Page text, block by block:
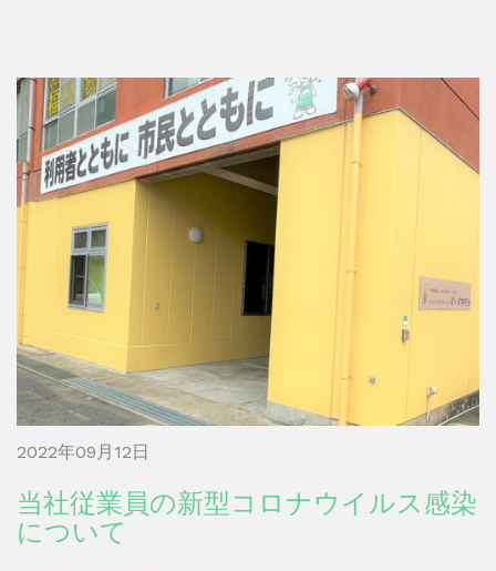
2022年09月12日
当社従業員の新型コロナウイルス感染
について